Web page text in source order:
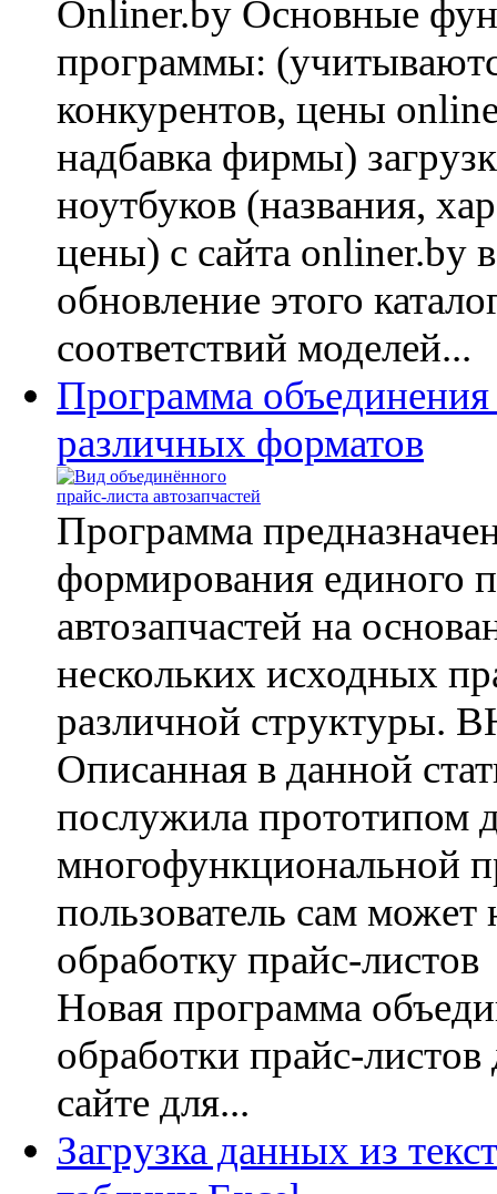
Onliner.by Основные
программы:
конкурентов, цены
надбавка фирмы)
ноутбуков (названия,
цены) с сайта onliner.by
обновление этого
соответствий моделей...
Программа объединения
различных форматов
Программа
формирования единого
автозапчастей на
нескольких исходных
различной
Описанная в данной
послужила прототипом
многофункциональной
пользователь сам может
обработку прайс-листов
Новая программа
обработки прайс-листов
сайте для...
Загрузка данных из